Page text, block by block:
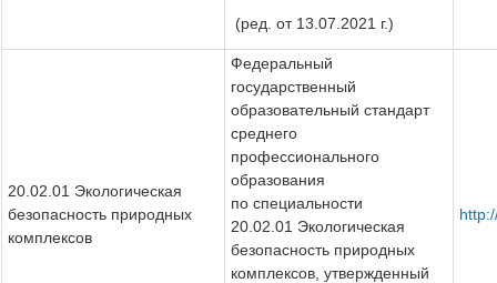
(ред. от 13.07.2021 г.)
20.02.01 Экологическая
безопасность природных
комплексов
Федеральный
государственный
образовательный стандарт
среднего
профессионального
образования
по специальности
20.02.01 Экологическая
безопасность природных
комплексов, утвержденный